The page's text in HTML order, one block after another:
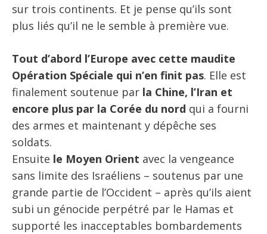
sur trois continents. Et je pense qu’ils sont
plus liés qu’il ne le semble à première vue.
Tout d’abord l’Europe avec cette maudite
Opération Spéciale qui n’en finit pas. Elle est
finalement soutenue par la Chine, l’Iran et
encore plus par la Corée du nord qui a fourni
des armes et maintenant y dépêche ses
soldats.
Ensuite le Moyen Orient avec la vengeance
sans limite des Israéliens – soutenus par une
grande partie de l’Occident – après qu’ils aient
subi un génocide perpétré par le Hamas et
supporté les inacceptables bombardements